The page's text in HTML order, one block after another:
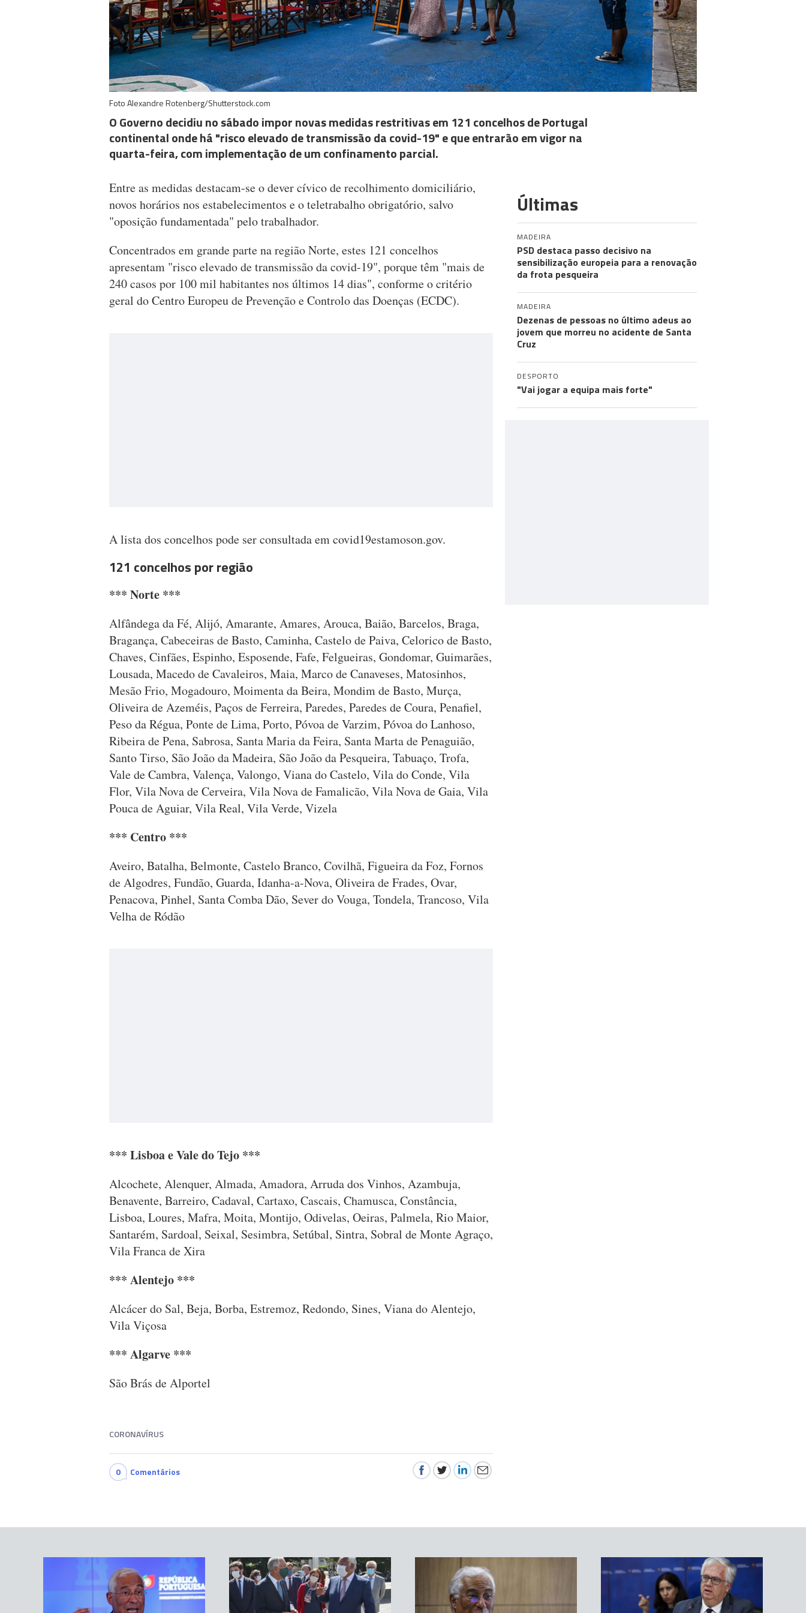
Foto Alexandre Rotenberg/Shutterstock.com
O Governo decidiu no sábado impor novas medidas restritivas em 121 concelhos de Portugal
continental onde há "risco elevado de transmissão da covid-19" e que entrarão em vigor na
quarta-feira, com implementação de um confinamento parcial.
Entre as medidas destacam-se o dever cívico de recolhimento domiciliário,
novos horários nos estabelecimentos e o teletrabalho obrigatório, salvo
"oposição fundamentada" pelo trabalhador.
Concentrados em grande parte na região Norte, estes 121 concelhos
apresentam "risco elevado de transmissão da covid-19", porque têm "mais de
240 casos por 100 mil habitantes nos últimos 14 dias", conforme o critério
geral do Centro Europeu de Prevenção e Controlo das Doenças (ECDC).
A lista dos concelhos pode ser consultada em covid19estamoson.gov.
121 concelhos por região
*** Norte ***
Alfândega da Fé, Alijó, Amarante, Amares, Arouca, Baião, Barcelos, Braga,
Bragança, Cabeceiras de Basto, Caminha, Castelo de Paiva, Celorico de Basto,
Chaves, Cinfães, Espinho, Esposende, Fafe, Felgueiras, Gondomar, Guimarães,
Lousada, Macedo de Cavaleiros, Maia, Marco de Canaveses, Matosinhos,
Mesão Frio, Mogadouro, Moimenta da Beira, Mondim de Basto, Murça,
Oliveira de Azeméis, Paços de Ferreira, Paredes, Paredes de Coura, Penafiel,
Peso da Régua, Ponte de Lima, Porto, Póvoa de Varzim, Póvoa do Lanhoso,
Ribeira de Pena, Sabrosa, Santa Maria da Feira, Santa Marta de Penaguião,
Santo Tirso, São João da Madeira, São João da Pesqueira, Tabuaço, Trofa,
Vale de Cambra, Valença, Valongo, Viana do Castelo, Vila do Conde, Vila
Flor, Vila Nova de Cerveira, Vila Nova de Famalicão, Vila Nova de Gaia, Vila
Pouca de Aguiar, Vila Real, Vila Verde, Vizela
*** Centro ***
Aveiro, Batalha, Belmonte, Castelo Branco, Covilhã, Figueira da Foz, Fornos
de Algodres, Fundão, Guarda, Idanha-a-Nova, Oliveira de Frades, Ovar,
Penacova, Pinhel, Santa Comba Dão, Sever do Vouga, Tondela, Trancoso, Vila
Velha de Ródão
*** Lisboa e Vale do Tejo ***
Alcochete, Alenquer, Almada, Amadora, Arruda dos Vinhos, Azambuja,
Benavente, Barreiro, Cadaval, Cartaxo, Cascais, Chamusca, Constância,
Lisboa, Loures, Mafra, Moita, Montijo, Odivelas, Oeiras, Palmela, Rio Maior,
Santarém, Sardoal, Seixal, Sesimbra, Setúbal, Sintra, Sobral de Monte Agraço,
Vila Franca de Xira
*** Alentejo ***
Alcácer do Sal, Beja, Borba, Estremoz, Redondo, Sines, Viana do Alentejo,
Vila Viçosa
*** Algarve ***
São Brás de Alportel
CORONAVÍRUS
0 Comentários
Últimas
MADEIRA
PSD destaca passo decisivo na
sensibilização europeia para a renovação
da frota pesqueira
MADEIRA
Dezenas de pessoas no último adeus ao
jovem que morreu no acidente de Santa
Cruz
DESPORTO
"Vai jogar a equipa mais forte"